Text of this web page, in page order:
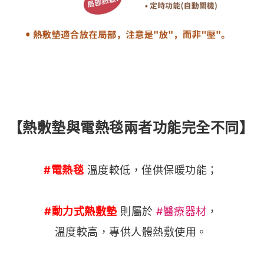
【熱敷墊與電熱毯兩者功能完全不同】
#電熱毯 溫度較低，僅供保暖功能；
#動力式熱敷墊則屬於 #醫療器材 ，
溫度較高，專供人體熱敷使用。